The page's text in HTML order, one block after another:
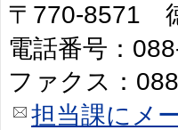
〒770-8571
電話番号：
ファクス：
担当課にメ